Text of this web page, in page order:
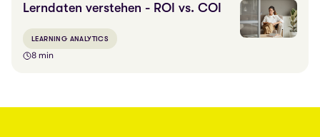
LEARNING ANALYTICS
8 min
Lerndaten verstehen - ROI vs. COI